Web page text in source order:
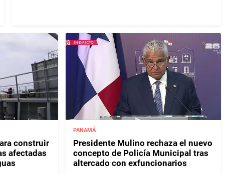
construir
afectadas
PANAMÁ
Presidente Mulino rechaza el nuevo
concepto de Policía Municipal tras
altercado con exfuncionarios